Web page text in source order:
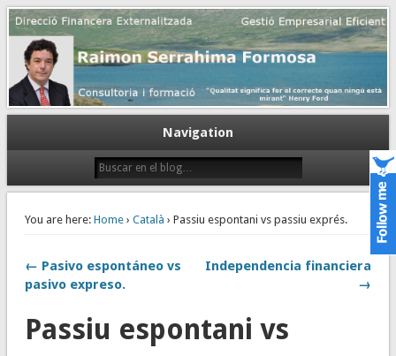
Dirección financiera de la PyME
Gestión empresarial eficiente. Dirección financiera externalizada.
Navigation
You are here: Home› Català › Passiu espontani vs passiu exprés.
← Pasivo espontáneo vs
pasivo expreso.
Independencia financiera
→
Passiu espontani vs